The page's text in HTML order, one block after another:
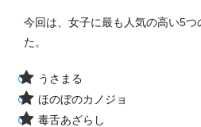
今回は、女子に最も人気の高い5つ
た。
うさまる
ほのぼのカノジョ
毒舌あざらし